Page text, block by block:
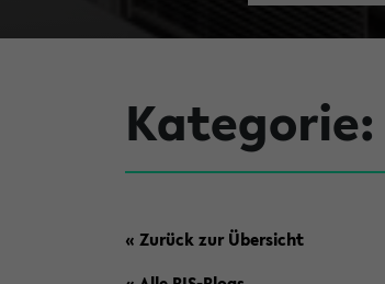
Kategorie:
« Zurück zur Übersicht